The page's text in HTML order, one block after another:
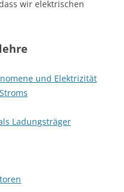
wir elektrischen
und Elektrizität
Ladungsträger